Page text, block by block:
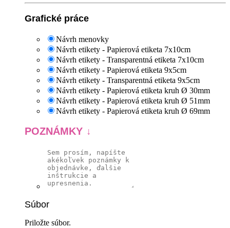
Grafické práce
Návrh menovky
Návrh etikety - Papierová etiketa 7x10cm
Návrh etikety - Transparentná etiketa 7x10cm
Návrh etikety - Papierová etiketa 9x5cm
Návrh etikety - Transparentná etiketa 9x5cm
Návrh etikety - Papierová etiketa kruh Ø 30mm
Návrh etikety - Papierová etiketa kruh Ø 51mm
Návrh etikety - Papierová etiketa kruh Ø 69mm
POZNÁMKY
Súbor
Priložte súbor.